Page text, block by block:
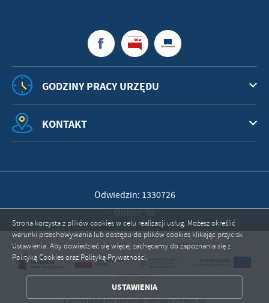
GODZINY PRACY URZĘDU
KONTAKT
Odwiedzin: 1330726
Online: 38
Copyright by powiat-wloszczowa.pl
Strona korzysta z plików cookies w celu realizacji usług. Możesz określić
warunki przechowywania lub dostępu do plików cookies klikając przycisk
Ustawienia. Aby dowiedzieć się więcej zachęcamy do zapoznania się z
Polityką Cookies oraz Polityką Prywatności.
USTAWIENIA
ZAPISZ WYBRANE